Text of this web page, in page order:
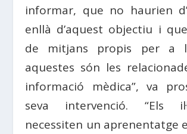
informar, que no haurien
enllà d’aquest objectiu i
de mitjans propis per a
aquestes són les
informació mèdica”, va
seva intervenció. “Els
necessiten un aprenentatge